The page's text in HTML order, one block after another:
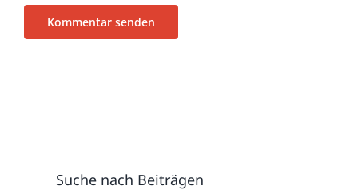
Suche nach Beiträgen